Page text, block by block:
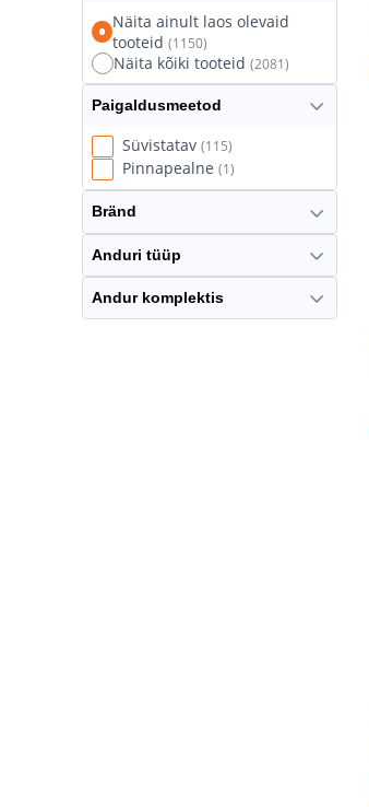
Termostaatlülitid
Näita ainult laos olevaid
tooteid (1150)
Näita kõiki tooteid (2081)
Paigaldusmeetod
Süvistatav (115)
Pinnapealne (1)
Bränd
Anduri tüüp
Andur komplektis